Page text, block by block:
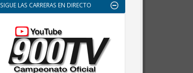
SIGUE LAS CARRERAS EN DIRECTO